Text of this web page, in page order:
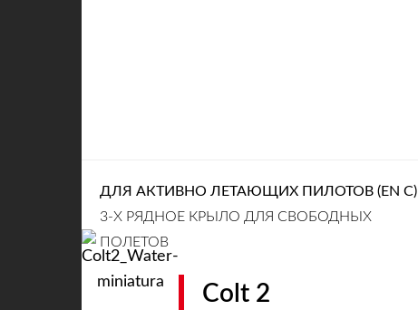
ДЛЯ АКТИВНО ЛЕТАЮЩИХ ПИЛОТОВ (EN C)
3-Х РЯДНОЕ КРЫЛО ДЛЯ СВОБОДНЫХ
ПОЛЕТОВ
Colt 2